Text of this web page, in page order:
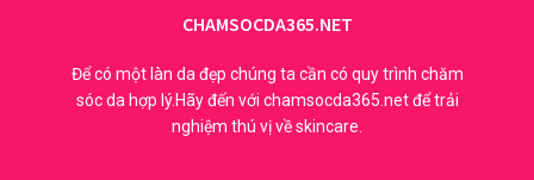
CHAMSOCDA365.NET
Để có một làn da đẹp chúng ta cần có quy trình chăm
sóc da hợp lý.Hãy đến với chamsocda365.net để trải
nghiệm thú vị về skincare.